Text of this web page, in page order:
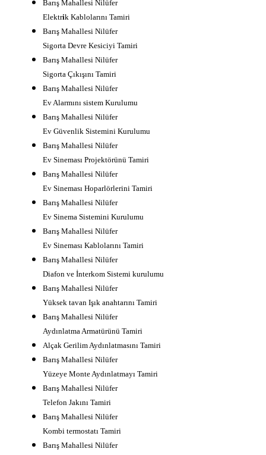
Barış Mahallesi Nilüfer
Elektrik Kablolarını Tamiri
Barış Mahallesi Nilüfer
Sigorta Devre Kesiciyi Tamiri
Barış Mahallesi Nilüfer
Sigorta Çıkışını Tamiri
Barış Mahallesi Nilüfer
Ev Alarmını sistem Kurulumu
Barış Mahallesi Nilüfer
Ev Güvenlik Sistemini Kurulumu
Barış Mahallesi Nilüfer
Ev Sineması Projektörünü Tamiri
Barış Mahallesi Nilüfer
Ev Sineması Hoparlörlerini Tamiri
Barış Mahallesi Nilüfer
Ev Sinema Sistemini Kurulumu
Barış Mahallesi Nilüfer
Ev Sineması Kablolarını Tamiri
Barış Mahallesi Nilüfer
Diafon ve İnterkom Sistemi kurulumu
Barış Mahallesi Nilüfer
Yüksek tavan Işık anahtarını Tamiri
Barış Mahallesi Nilüfer
Aydınlatma Armatürünü Tamiri
Alçak Gerilim Aydınlatmasını Tamiri
Barış Mahallesi Nilüfer
Yüzeye Monte Aydınlatmayı Tamiri
Barış Mahallesi Nilüfer
Telefon Jakını Tamiri
Barış Mahallesi Nilüfer
Kombi termostatı Tamiri
Barış Mahallesi Nilüfer